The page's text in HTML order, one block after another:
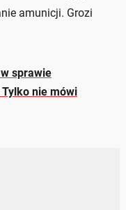
amunicji. Grozi
sprawie
nie mówi